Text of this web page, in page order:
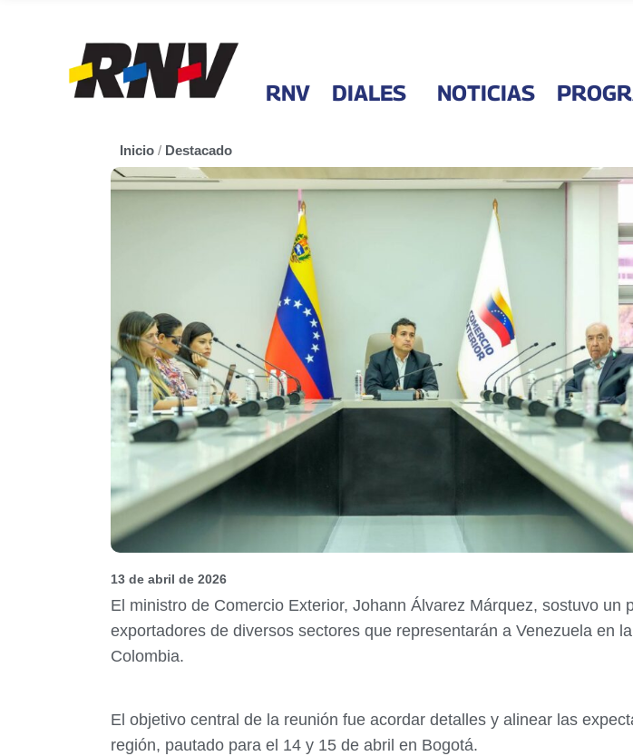
RNV DIALES NOTICIAS
Inicio / Destacado
13 de abril de 2026
El ministro de Comercio Exterior, Johann Álvarez Márquez, sostuvo
exportadores de diversos sectores que representarán a Venezuela en
Colombia.
El objetivo central de la reunión fue acordar detalles y alinear las
región, pautado para el 14 y 15 de abril en Bogotá.